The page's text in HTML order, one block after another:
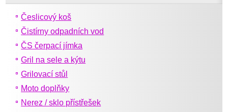
Česlicový koš
Čistírny odpadních vod
ČS čerpací jímka
Gril na sele a kýtu
Grilovací stůl
Moto doplňky
Nerez / sklo přístřešek